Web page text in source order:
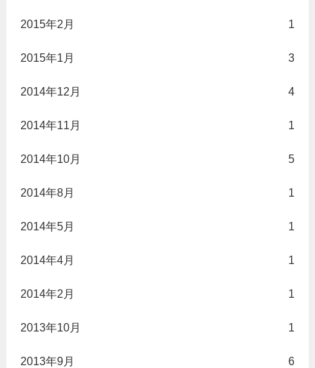
2015年2月 1
2015年1月 3
2014年12月 4
2014年11月 1
2014年10月 5
2014年8月 1
2014年5月 1
2014年4月 1
2014年2月 1
2013年10月 1
2013年9月 6